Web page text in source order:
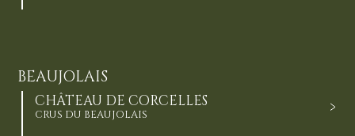
BEAUJOLAIS
CHÂTEAU DE CORCELLES
CRUS DU BEAUJOLAIS